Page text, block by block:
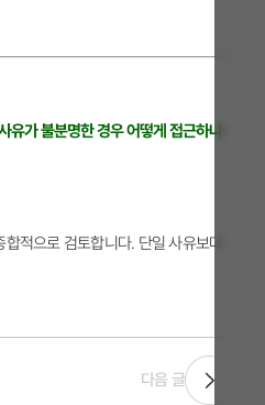
가 불분명한 경우 어떻게 접근하나
적으로 검토합니다. 단일 사유보다
다음 글